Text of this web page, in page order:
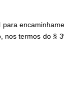
termos do §